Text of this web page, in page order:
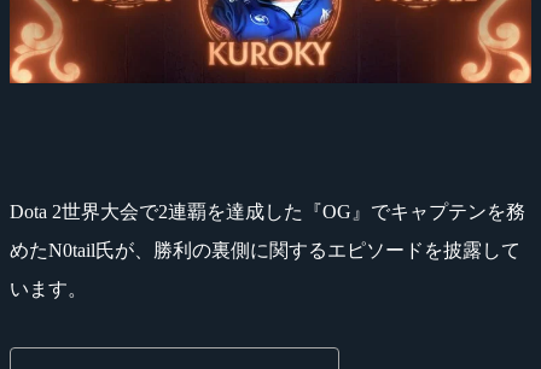
Dota 2世界大会で2連覇を達成した『OG』でキャプテンを務
めたN0tail氏が、勝利の裏側に関するエピソードを披露して
います。